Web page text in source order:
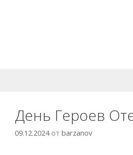
День Героев
09.12.2024 от barzanov